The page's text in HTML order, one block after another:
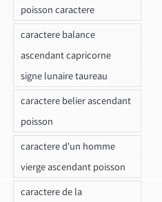
poisson caractere
caractere balance
ascendant capricorne
signe lunaire taureau
caractere belier ascendant
poisson
caractere d'un homme
vierge ascendant poisson
caractere de la